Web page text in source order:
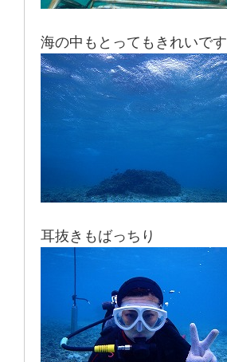
海の中もとってもきれいです
耳抜きもばっちり